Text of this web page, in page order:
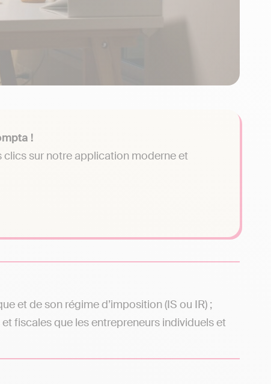
!
sur notre application moderne et
et de son régime d’imposition (IS ou IR) ;
fiscales que les entrepreneurs individuels et